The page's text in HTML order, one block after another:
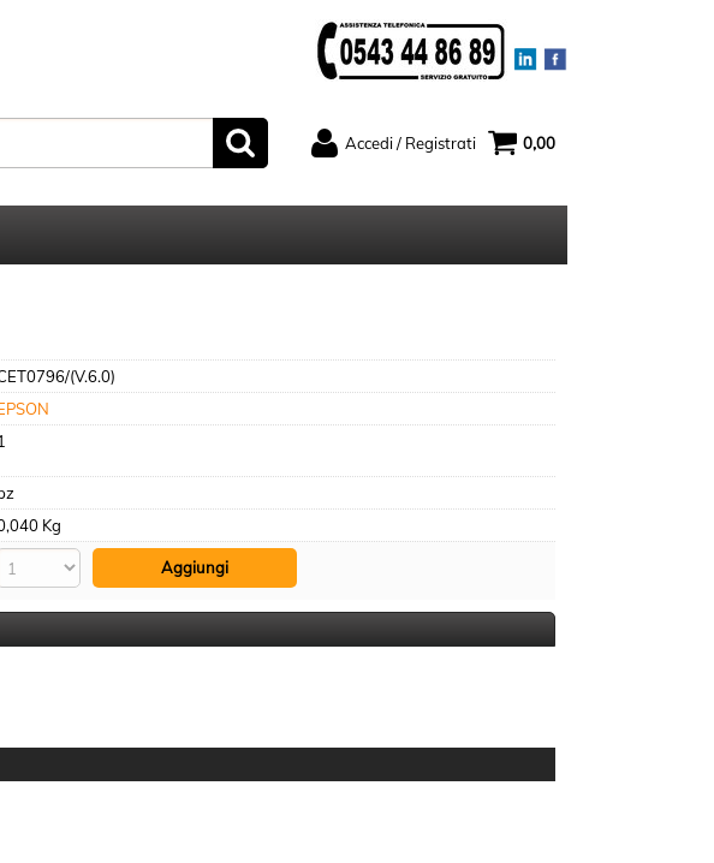
Accedi / Registrati
clicca sul pulsante "Accedi"
Password:
"Registrati"
0,00
(V.6.0)
Kg